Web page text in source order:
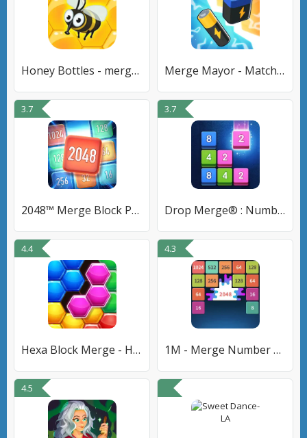
Honey Bottles - merge puzzle Merge Mayor - Match Puzzle
3.7
2048™ Merge Block Puzzle
3.7
Drop Merge® : Number Puzzle
4.4
Hexa Block Merge - Hexa Puzzle
4.3
1M - Merge Number Block Puzzle
4.5